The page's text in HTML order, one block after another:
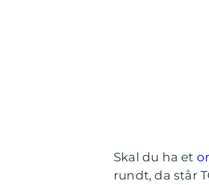
Skal du ha et
rundt, da står